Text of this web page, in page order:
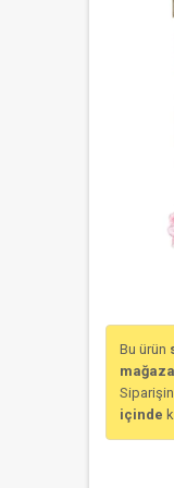
Bu ürün
içinde